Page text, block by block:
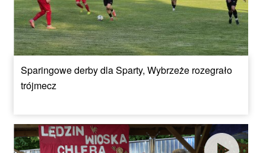
Sparingowe derby dla Sparty, Wybrzeże rozegrało
trójmecz